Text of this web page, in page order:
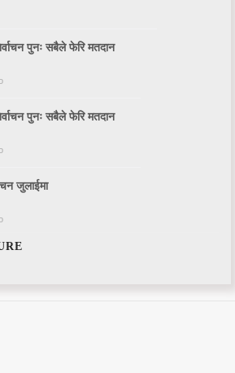
पुनः सबैले फेरि मतदान
पुनः सबैले फेरि मतदान
जुलाईमा